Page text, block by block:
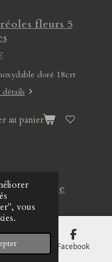
vous
fleurs 5
doré 18crt
au panier
pierre
Carte Facebook